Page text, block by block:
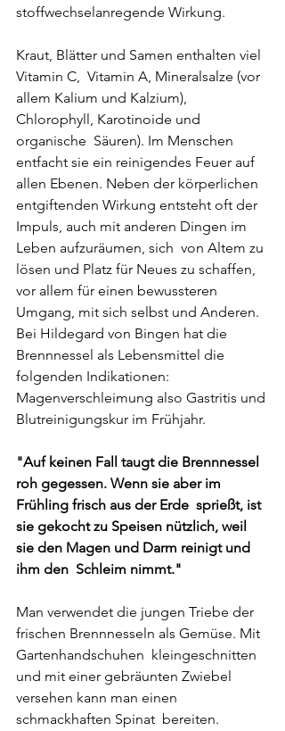
stoffwechselanregende Wirkung.
Kraut, Blätter und Samen enthalten viel
Vitamin C,  Vitamin A, Mineralsalze (vor
allem Kalium und Kalzium),
Chlorophyll, Karotinoide und
organische  Säuren). Im Menschen
entfacht sie ein reinigendes Feuer auf
allen Ebenen. Neben der körperlichen
entgiftenden Wirkung entsteht oft der
Impuls, auch mit anderen Dingen im
Leben aufzuräumen, sich  von Altem zu
lösen und Platz für Neues zu schaffen,
vor allem für einen bewussteren
Umgang, mit sich selbst und Anderen.
Bei Hildegard von Bingen hat die
Brennnessel als Lebensmittel die
folgenden Indikationen:
Magenverschleimung also Gastritis und
Blutreinigungskur im Frühjahr.
"Auf keinen Fall taugt die Brennnessel
roh gegessen. Wenn sie aber im
Frühling frisch aus der Erde  sprießt, ist
sie gekocht zu Speisen nützlich, weil
sie den Magen und Darm reinigt und
ihm den  Schleim nimmt."
Man verwendet die jungen Triebe der
frischen Brennnesseln als Gemüse. Mit
Gartenhandschuhen  kleingeschnitten
und mit einer gebräunten Zwiebel
versehen kann man einen
schmackhaften Spinat  bereiten.